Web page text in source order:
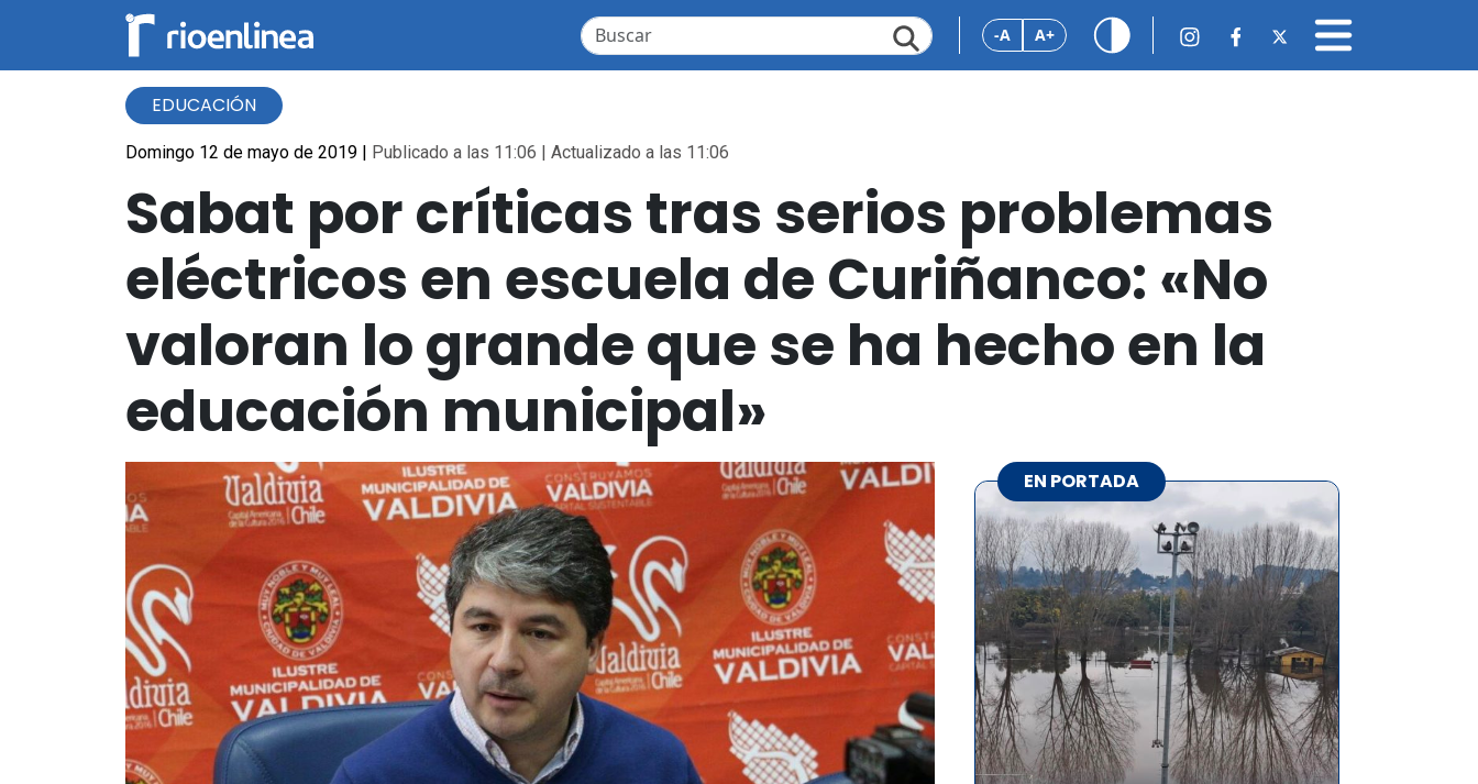
-A A+
EDUCACIÓN
Domingo 12 de mayo de 2019 | Publicado a las 11:06 | Actualizado a las 11:06
Sabat por críticas tras serios problemas
eléctricos en escuela de Curiñanco: «No
valoran lo grande que se ha hecho en la
educación municipal»
EN PORTADA